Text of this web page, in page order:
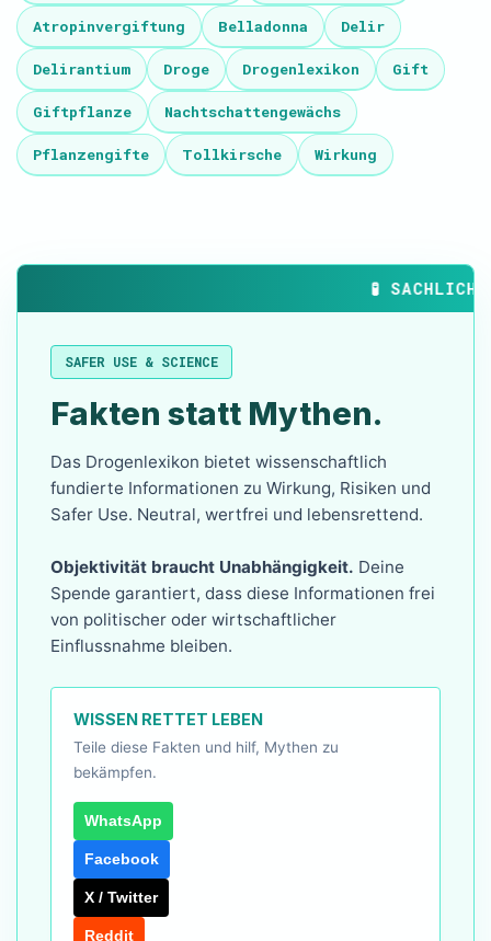
Atropinvergiftung Belladonna Delir
Delirantium Droge Drogenlexikon Gift
Giftpflanze Nachtschattengewächs
Pflanzengifte Tollkirsche Wirkung
🧪 SACHLICHE
SAFER USE & SCIENCE
Fakten statt Mythen.
Das Drogenlexikon bietet wissenschaftlich
fundierte Informationen zu Wirkung, Risiken und
Safer Use. Neutral, wertfrei und lebensrettend.
Objektivität braucht Unabhängigkeit. Deine
Spende garantiert, dass diese Informationen frei
von politischer oder wirtschaftlicher
Einflussnahme bleiben.
WISSEN RETTET LEBEN
Teile diese Fakten und hilf, Mythen zu
bekämpfen.
WhatsApp
Facebook
X / Twitter
Reddit